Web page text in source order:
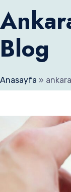
Blog
Anasayfa »